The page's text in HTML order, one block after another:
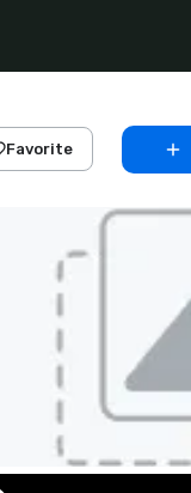
Favorite